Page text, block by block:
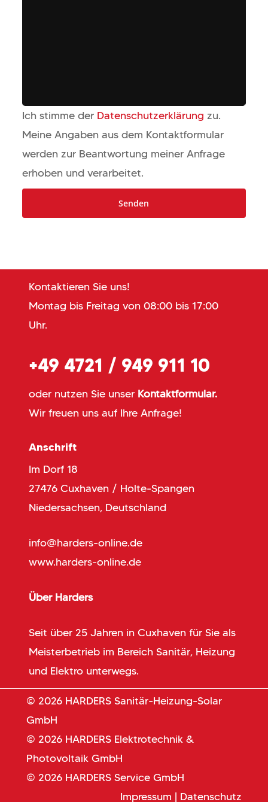
Ich stimme der Datenschutzerklärung zu.
Meine Angaben aus dem Kontaktformular
werden zur Beantwortung meiner Anfrage
erhoben und verarbeitet.
Kontaktieren Sie uns!
Montag bis Freitag von 08:00 bis 17:00
Uhr.
+49 4721 / 949 911 10
oder nutzen Sie unser Kontaktformular.
Wir freuen uns auf Ihre Anfrage!
Anschrift
Im Dorf 18
27476 Cuxhaven / Holte-Spangen
Niedersachsen, Deutschland
info@harders-online.de
www.harders-online.de
Über Harders
Seit über 25 Jahren in Cuxhaven für Sie als
Meisterbetrieb im Bereich Sanitär, Heizung
und Elektro unterwegs.
© 2026 HARDERS Sanitär-Heizung-Solar
GmbH
© 2026 HARDERS Elektrotechnik &
Photovoltaik GmbH
© 2026 HARDERS Service GmbH
Impressum | Datenschutz